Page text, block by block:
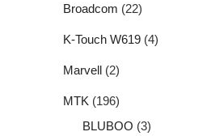
Broadcom (22)
K-Touch W619 (4)
Marvell (2)
MTK (196)
BLUBOO (3)